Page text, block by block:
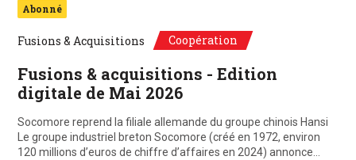
Abonné
Fusions & Acquisitions Coopération
Fusions & acquisitions - Edition
digitale de Mai 2026
Socomore reprend la filiale allemande du groupe chinois Hansi
Le groupe industriel breton Socomore (créé en 1972, environ
120 millions d’euros de chiffre d’affaires en 2024) annonce…